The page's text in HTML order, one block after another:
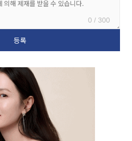
0 / 300